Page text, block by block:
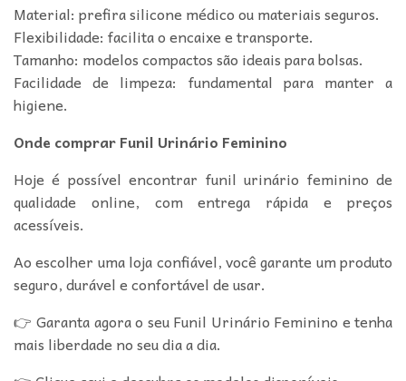
Material: prefira silicone médico ou materiais seguros.
Flexibilidade: facilita o encaixe e transporte.
Tamanho: modelos compactos são ideais para bolsas.
Facilidade de limpeza: fundamental para manter a
higiene.
Onde comprar Funil Urinário Feminino
Hoje é possível encontrar funil urinário feminino de
qualidade online, com entrega rápida e preços
acessíveis.
Ao escolher uma loja confiável, você garante um produto
seguro, durável e confortável de usar.
👉 Garanta agora o seu Funil Urinário Feminino e tenha
mais liberdade no seu dia a dia.